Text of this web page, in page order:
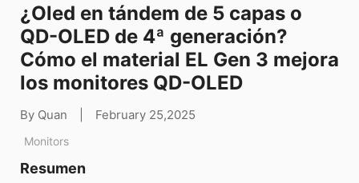
¿Oled en tándem de 5 capas o
QD-OLED de 4ª generación?
Cómo el material EL Gen 3 mejora
los monitores QD-OLED
By Quan February 25,2025
Monitors
Resumen